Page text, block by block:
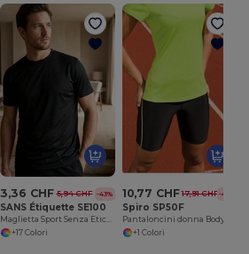
3,36 CHF 5,94 CHF -43%
SANS Étiquette SE100
Maglietta Sport Senza Etichetta
+17 Colori
10,77 CHF 17,91 CHF-40%
Spiro SP50F
Pantaloncini donna Bodyfit
+1 Colori